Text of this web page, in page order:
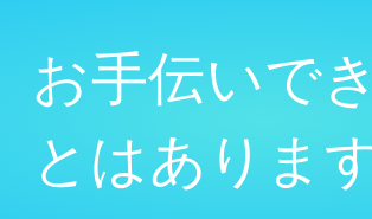
お手伝いで
とはありま